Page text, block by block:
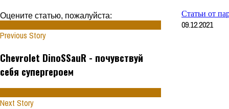
Оцените статью, пожалуйста:
Previous Story
Chevrolet DinoSSauR - почувствуй
себя супергероем
Next Story
Статьи от
09.12.2021